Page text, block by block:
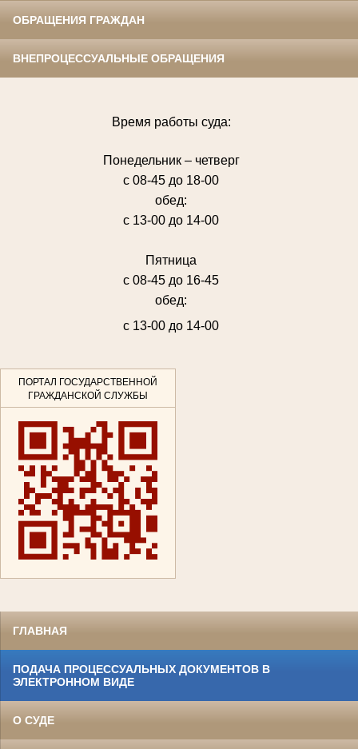
ОБРАЩЕНИЯ ГРАЖДАН
ВНЕПРОЦЕССУАЛЬНЫЕ ОБРАЩЕНИЯ
Время работы суда:
Понедельник – четверг
с 08-45 до 18-00
обед:
с 13-00 до 14-00
Пятница
с 08-45 до 16-45
обед:
с 13-00 до 14-00
ПОРТАЛ ГОСУДАРСТВЕННОЙ
ГРАЖДАНСКОЙ СЛУЖБЫ
ГЛАВНАЯ
ПОДАЧА ПРОЦЕССУАЛЬНЫХ ДОКУМЕНТОВ В
ЭЛЕКТРОННОМ ВИДЕ
О СУДЕ